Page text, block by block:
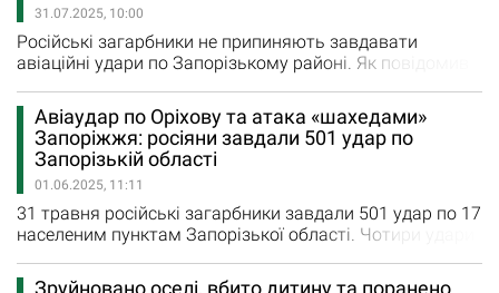
31.07.2025, 10:00
Російські загарбники не припиняють завдавати
авіаційні удари по Запорізькому районі. Як повідомив
обласної військової адміністрації, ворог скинув чотири
ФАБи на район. У селі Веселянка постраждали 17-
річний хлопець та 64-річна жінка. Зруйнований
приватний будинок. На місці виникла пожежа, яку вже
ліквідували. У…
Авіаудар по Оріхову та атака «шахедами»
Запоріжжя: росіяни завдали 501 удар по
Запорізькій області
01.06.2025, 11:11
31 травня російські загарбники завдали 501 удар по 17
населеним пунктам Запорізької області. Чотири удари
завдали по Кам’янському, Щербакам та Чарівному. По
Зруйновано оселі, вбито дитину та поранено